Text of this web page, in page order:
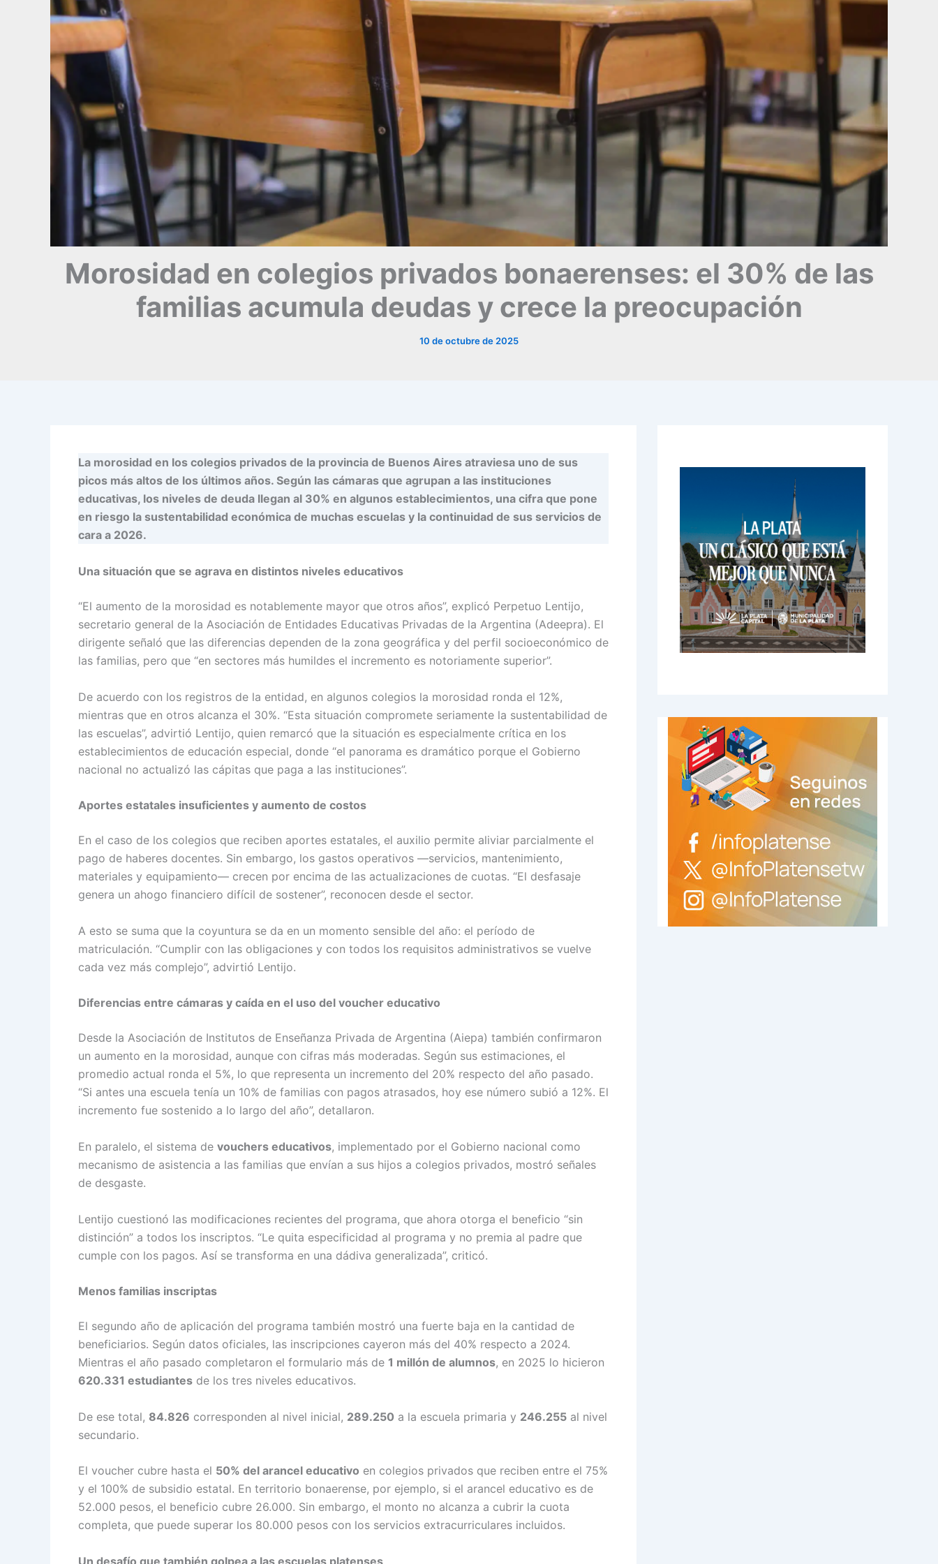
Morosidad en colegios privados bonaerenses: el 30% de las
familias acumula deudas y crece la preocupación
10 de octubre de 2025
La morosidad en los colegios privados de la provincia de Buenos Aires atraviesa uno de sus
picos más altos de los últimos años. Según las cámaras que agrupan a las instituciones
educativas, los niveles de deuda llegan al 30% en algunos establecimientos, una cifra que pone
en riesgo la sustentabilidad económica de muchas escuelas y la continuidad de sus servicios de
cara a 2026.
Una situación que se agrava en distintos niveles educativos
“El aumento de la morosidad es notablemente mayor que otros años”, explicó Perpetuo Lentijo,
secretario general de la Asociación de Entidades Educativas Privadas de la Argentina (Adeepra). El
dirigente señaló que las diferencias dependen de la zona geográfica y del perfil socioeconómico de
las familias, pero que “en sectores más humildes el incremento es notoriamente superior”.
De acuerdo con los registros de la entidad, en algunos colegios la morosidad ronda el 12%,
mientras que en otros alcanza el 30%. “Esta situación compromete seriamente la sustentabilidad de
las escuelas”, advirtió Lentijo, quien remarcó que la situación es especialmente crítica en los
establecimientos de educación especial, donde “el panorama es dramático porque el Gobierno
nacional no actualizó las cápitas que paga a las instituciones”.
Aportes estatales insuficientes y aumento de costos
En el caso de los colegios que reciben aportes estatales, el auxilio permite aliviar parcialmente el
pago de haberes docentes. Sin embargo, los gastos operativos —servicios, mantenimiento,
materiales y equipamiento— crecen por encima de las actualizaciones de cuotas. “El desfasaje
genera un ahogo financiero difícil de sostener”, reconocen desde el sector.
A esto se suma que la coyuntura se da en un momento sensible del año: el período de
matriculación. “Cumplir con las obligaciones y con todos los requisitos administrativos se vuelve
cada vez más complejo”, advirtió Lentijo.
Diferencias entre cámaras y caída en el uso del voucher educativo
Desde la Asociación de Institutos de Enseñanza Privada de Argentina (Aiepa) también confirmaron
un aumento en la morosidad, aunque con cifras más moderadas. Según sus estimaciones, el
promedio actual ronda el 5%, lo que representa un incremento del 20% respecto del año pasado.
“Si antes una escuela tenía un 10% de familias con pagos atrasados, hoy ese número subió a 12%. El
incremento fue sostenido a lo largo del año”, detallaron.
En paralelo, el sistema de vouchers educativos, implementado por el Gobierno nacional como
mecanismo de asistencia a las familias que envían a sus hijos a colegios privados, mostró señales
de desgaste.
Lentijo cuestionó las modificaciones recientes del programa, que ahora otorga el beneficio “sin
distinción” a todos los inscriptos. “Le quita especificidad al programa y no premia al padre que
cumple con los pagos. Así se transforma en una dádiva generalizada”, criticó.
Menos familias inscriptas
El segundo año de aplicación del programa también mostró una fuerte baja en la cantidad de
beneficiarios. Según datos oficiales, las inscripciones cayeron más del 40% respecto a 2024.
Mientras el año pasado completaron el formulario más de 1 millón de alumnos, en 2025 lo hicieron
620.331 estudiantes de los tres niveles educativos.
De ese total, 84.826 corresponden al nivel inicial, 289.250 a la escuela primaria y 246.255 al nivel
secundario.
El voucher cubre hasta el 50% del arancel educativo en colegios privados que reciben entre el 75%
y el 100% de subsidio estatal. En territorio bonaerense, por ejemplo, si el arancel educativo es de
52.000 pesos, el beneficio cubre 26.000. Sin embargo, el monto no alcanza a cubrir la cuota
completa, que puede superar los 80.000 pesos con los servicios extracurriculares incluidos.